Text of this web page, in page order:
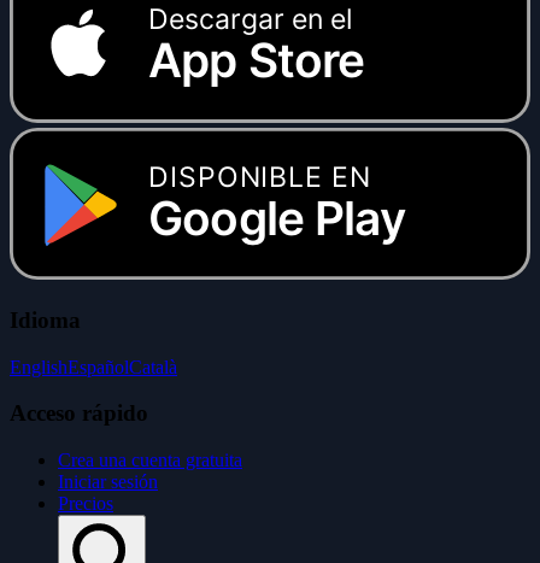
Descargar en el
App Store
DISPONIBLE EN
Google Play
Idioma
EnglishEspañolCatalà
Acceso rápido
Crea una cuenta gratuita
Iniciar sesión
Precios